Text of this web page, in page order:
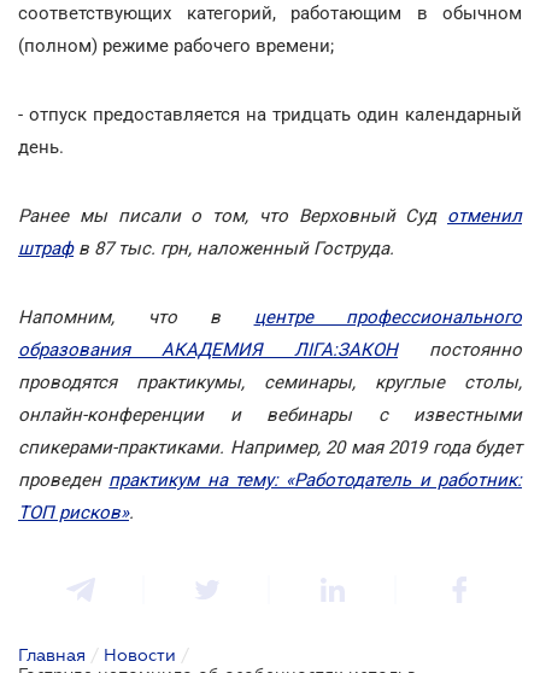
соответствующих категорий, работающим в обычном
(полном) режиме рабочего времени;
- отпуск предоставляется на тридцать один календарный
день.
Ранее мы писали о том, что Верховный Суд отменил
штрафв 87 тыс. грн, наложенный Гоструда.
Напомним, что в центре профессионального
образования АКАДЕМИЯ ЛІГА:ЗАКОНпостоянно
проводятся практикумы, семинары, круглые столы,
онлайн-конференции и вебинары с известными
спикерами-практиками. Например, 20 мая 2019 года будет
проведен практикум на тему: «Работодатель и работник:
ТОП рисков».
Главная / Новости /